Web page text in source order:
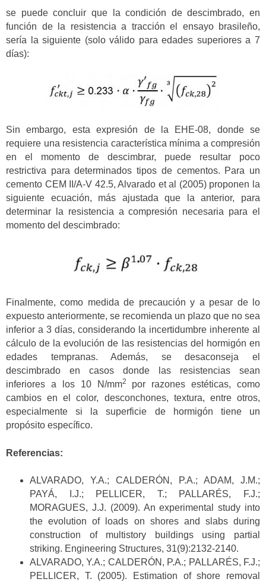
se puede concluir que la condición de descimbrado, en
función de la resistencia a tracción el ensayo brasileño,
sería la siguiente (solo válido para edades superiores a 7
días):
Sin embargo, esta expresión de la EHE-08, donde se
requiere una resistencia característica mínima a compresión
en el momento de descimbrar, puede resultar poco
restrictiva para determinados tipos de cementos. Para un
cemento CEM II/A-V 42.5, Alvarado et al (2005) proponen la
siguiente ecuación, más ajustada que la anterior, para
determinar la resistencia a compresión necesaria para el
momento del descimbrado:
Finalmente, como medida de precaución y a pesar de lo
expuesto anteriormente, se recomienda un plazo que no sea
inferior a 3 días, considerando la incertidumbre inherente al
cálculo de la evolución de las resistencias del hormigón en
edades tempranas. Además, se desaconseja el
descimbrado en casos donde las resistencias sean
inferiores a los 10 N/mm2
por razones estéticas, como
cambios en el color, desconchones, textura, entre otros,
especialmente si la superficie de hormigón tiene un
propósito específico.
Referencias:
ALVARADO, Y.A.; CALDERÓN, P.A.; ADAM, J.M.;
PAYÁ, I.J.; PELLICER, T.; PALLARÉS, F.J.;
MORAGUES, J.J. (2009). An experimental study into
the evolution of loads on shores and slabs during
construction of multistory buildings using partial
striking. Engineering Structures, 31(9):2132-2140.
ALVARADO, Y.A.; CALDERÓN, P.A.; PALLARÉS, F.J.;
PELLICER, T. (2005). Estimation of shore removal